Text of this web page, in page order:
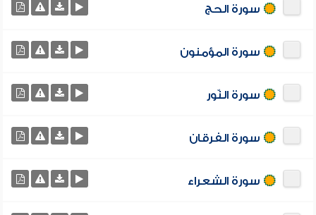
سورة الحج
سورة المؤمنون
سورة النّور
سورة الفرقان
سورة الشعراء